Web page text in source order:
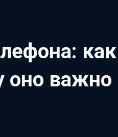
оно важно